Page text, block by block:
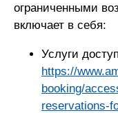
ограниченными
включает в себя:
Услуги
https://
booking/
reservations-